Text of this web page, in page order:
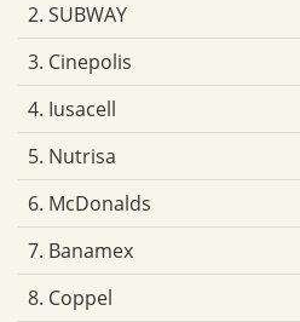
2. SUBWAY
3. Cinepolis
4. Iusacell
5. Nutrisa
6. McDonalds
7. Banamex
8. Coppel